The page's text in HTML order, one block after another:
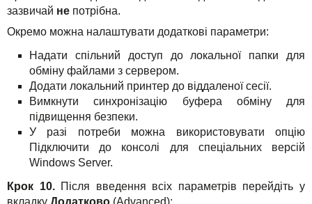
зазвичай не потрібна.
Окремо можна налаштувати додаткові параметри:
Надати спільний доступ до локальної папки для
обміну файлами з сервером.
Додати локальний принтер до віддаленої сесії.
Вимкнути синхронізацію буфера обміну для
підвищення безпеки.
У разі потреби можна використовувати опцію
Підключити до консолі для спеціальних версій
Windows Server.
Крок 10. Після введення всіх параметрів перейдіть у